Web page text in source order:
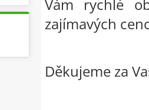
Vám rychlé
zajímavých
Děkujeme za